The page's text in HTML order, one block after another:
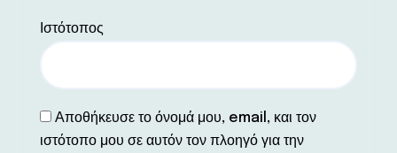
Ιστότοπος
Αποθήκευσε το όνομά μου, email, και τον
ιστότοπο μου σε αυτόν τον πλοηγό για την